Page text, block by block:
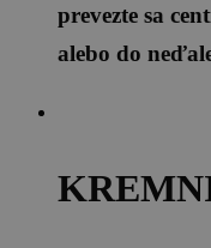
prevezte sa
alebo do